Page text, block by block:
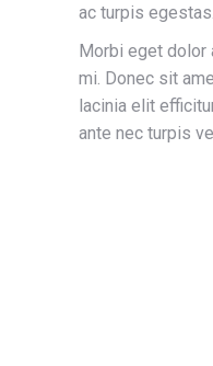
ac turpis egestas.
Morbi eget dolor
mi. Donec sit
lacinia elit
ante nec turpis